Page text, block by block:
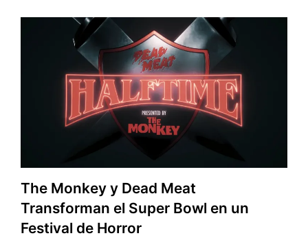
The Monkey y Dead Meat
Transforman el Super Bowl en un
Festival de Horror